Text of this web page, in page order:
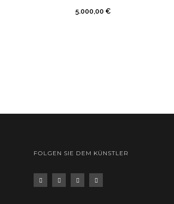
5.000,00 €
FOLGEN SIE DEM KÜNSTLER